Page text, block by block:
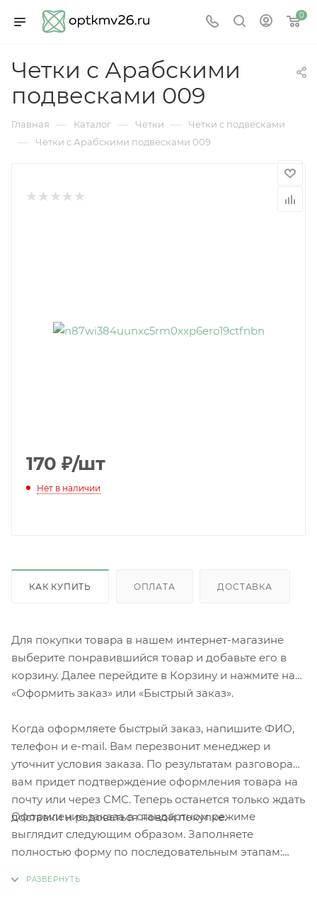
0
Четки с Арабскими
подвесками 009
Главная — Каталог — Чётки — Четки с подвесками
— Четки с Арабскими подвесками 009
170 ₽/шт
Нет в наличии
КАК КУПИТЬ ОПЛАТА ДОСТАВКА
Для покупки товара в нашем интернет-магазине
выберите понравившийся товар и добавьте его в
корзину. Далее перейдите в Корзину и нажмите на
«Оформить заказ» или «Быстрый заказ».
Когда оформляете быстрый заказ, напишите ФИО,
телефон и e-mail. Вам перезвонит менеджер и
уточнит условия заказа. По результатам разговора
вам придет подтверждение оформления товара на
почту или через СМС. Теперь останется только ждать
доставки и радоваться новой покупке.
Оформление заказа в стандартном режиме
выглядит следующим образом. Заполняете
полностью форму по последовательным этапам: